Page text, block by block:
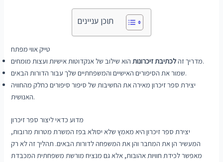
תוכן עניינים
טייק אווי מפתח
מדריך זהלכתיבת זיכרונות
הוא שילוב של אנקדוטות אישיות ועצות מומחים.
שמור את הסיפורים האישיים והמשפחתיים שלך עבור הדורות הבאים.
יצירת ספר זיכרון מאירה את החשיבות של סיפור סיפורים כחלק מהחוויה
האנושית.
מדוע כדאי ליצור ספר זיכרון
יצירת ספר זיכרון היא מאמץ שלא יסולא בפז המשרת מטרות מרובות,
המעשיר הן את המחבר והן את המשפחה לדורות הבאים. תהליך זה לא רק
מאפשר לכידת חוויות אהובות, אלא גם מנציח מורשת משפחתית המכבדת